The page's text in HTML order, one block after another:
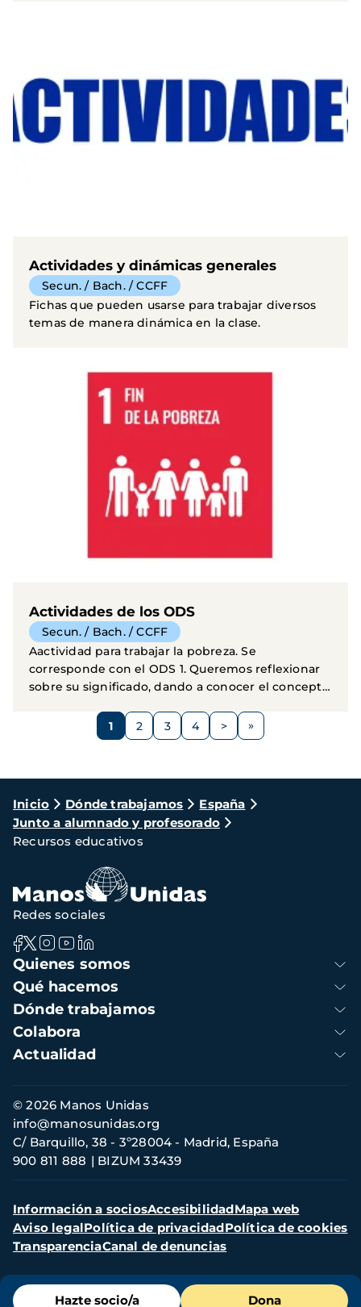
Actividades y dinámicas generales
Secun. / Bach. / CCFF
Fichas que pueden usarse para trabajar diversos
temas de manera dinámica en la clase.
Actividades de los ODS
Secun. / Bach. / CCFF
Aactividad para trabajar la pobreza. Se
corresponde con el ODS 1. Queremos reflexionar
sobre su significado, dando a conocer el concepto
Página
1 Página
2 Página
3 Página
4
Siguiente
>
Ruta
de
navegación
Inicio Dónde trabajamos
España
Junto a alumnado y profesorado
Recursos educativos
Menú
Hazte socio/a Dona
Navegación
principal
Quienes somos
Qué hacemos
Dónde trabajamos
Colabora
Actualidad
Redes sociales
Información
de
contacto
© 2026 Manos Unidas
C/ Barquillo, 38 - 3º28004 - Madrid, España
900 811 888
BIZUM 33439
info@manosunidas.org
Menú
secundario
Información a sociosAccesibilidadMapa web
Aviso legalPolítica de privacidadPolítica de cookies
TransparenciaCanal de denuncias